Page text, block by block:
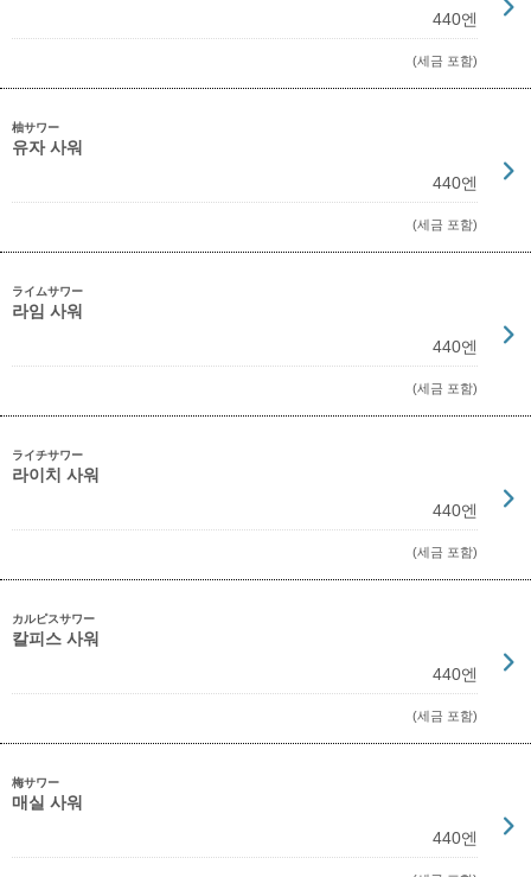
440엔
(세금 포함)
柚サワー
유자 사워
440엔
(세금 포함)
ライムサワー
라임 사워
440엔
(세금 포함)
ライチサワー
라이치 사워
440엔
(세금 포함)
カルピスサワー
칼피스 사워
440엔
(세금 포함)
梅サワー
매실 사워
440엔